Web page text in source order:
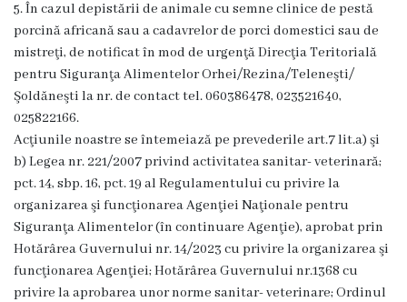
,,Leagănul
copilăriei”
Grădinița
nr.2
,,Andrieș”
Grădinița
nr.5
,,Bucuria”
5. În cazul depistării de animale cu semne clinice de pestă
porcină africană sau a cadavrelor de porci domestici sau de
mistreţi, de notificat în mod de urgenţă Direcţia Teritorială
pentru Siguranţa Alimentelor Orhei/Rezina/Teleneşti/
Şoldăneşti la nr. de contact tel.060386478, 023521640,
025822166.
Acţiunile noastre se întemeiază pe prevederile art.7 lit.a) şi
b) Legea nr. 221/2007 privind activitatea sanitar- veterinară;
pct. 14, sbp. 16, pct. 19 al Regulamentului cu privire la
organizarea şi funcţionarea Agenţiei Naţionale pentru
Siguranţa Alimentelor (în continuare Agenţie), aprobat prin
Hotărârea Guvernului nr. 14/2023 cu privire la organizarea şi
funcţionarea Agenţiei; Hotărârea Guvernului nr.1368 cu
privire la aprobarea unor norme sanitar- veterinare; Ordinul